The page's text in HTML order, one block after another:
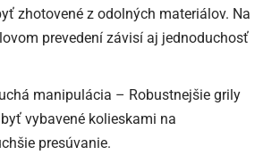
zhotovené z odolných materiálov. Na
prevedení závisí aj jednoduchosť
manipulácia – Robustnejšie grily
vybavené kolieskami na
presúvanie.